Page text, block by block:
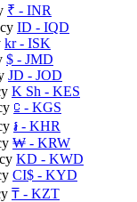
₹ - INR
ID - IQD
kr- ISK
$ - JMD
JD - JOD
K Sh - KES
⃀ - KGS
៛ - KHR
₩ - KRW
KD - KWD
CI$ - KYD
₸ - KZT